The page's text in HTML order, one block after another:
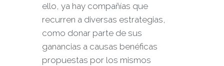
ello, ya hay compañías que
recurren a diversas estrategias,
como donar parte de sus
ganancias a causas benéficas
propuestas por los mismos